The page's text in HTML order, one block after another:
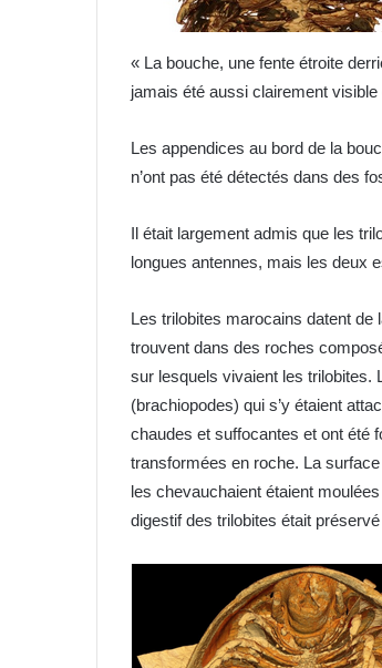
« La bouche, une fente étroite
jamais été aussi clairement
Les appendices au bord de la
n’ont pas été détectés dans des
Il était largement admis que les
longues antennes, mais les deux
Les trilobites marocains datent de
trouvent dans des roches
sur lesquels vivaient les trilobites.
(brachiopodes) qui s’y étaient
chaudes et suffocantes et ont été
transformées en roche. La
les chevauchaient étaient
digestif des trilobites était